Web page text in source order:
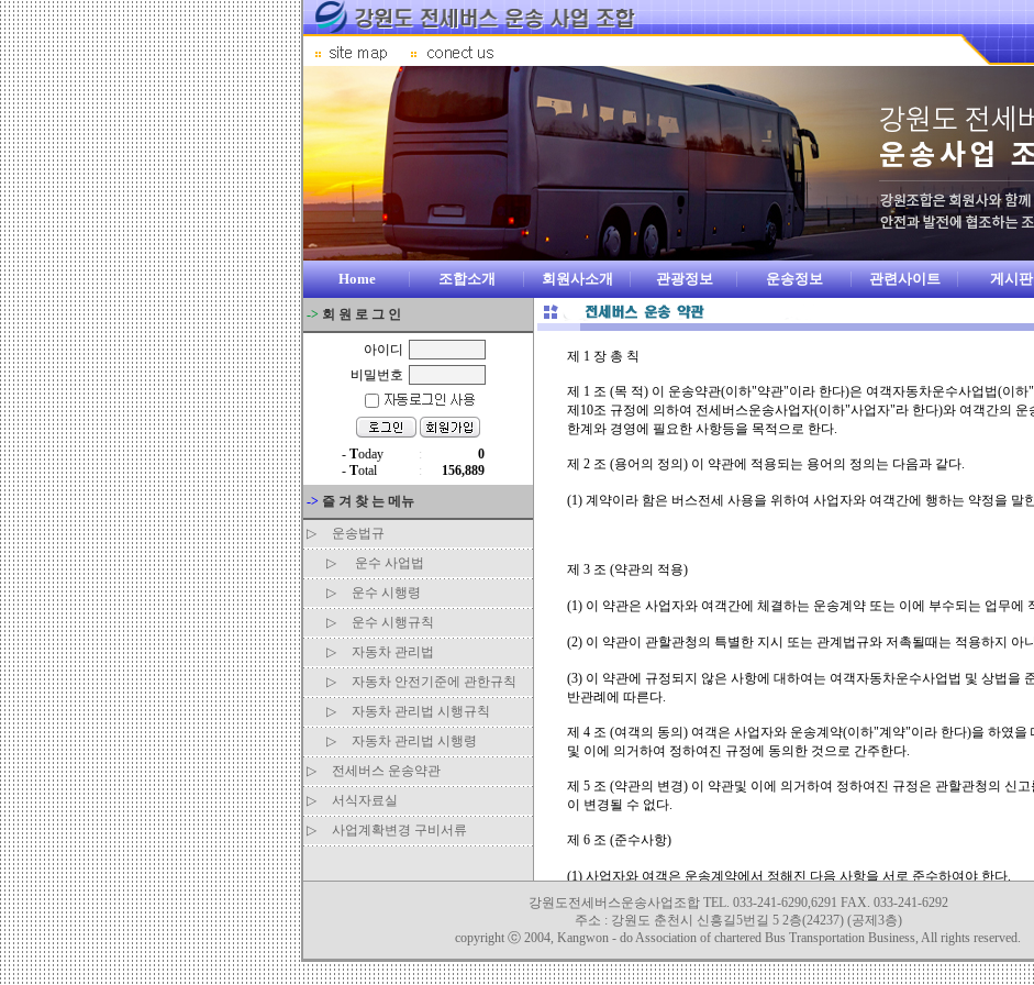
Home 조합소개 회원사소개 관광정보 운송정보 관련사이트 게시판
-> 회 원 로 그 인
아이디
비밀번호
-> 즐 겨 찾 는 메뉴
▷
운송법규
▷
운수 사업법
▷
운수 시행령
▷
운수 시행규칙
▷
자동차 관리법
▷
자동차 안전기준에 관한규칙
▷
자동차 관리법 시행규칙
▷
자동차 관리법 시행령
▷
전세버스 운송약관
▷
서식자료실
▷
사업계확변경 구비서류
강원도전세버스운송사업조합 TEL. 033-241-6290,6291 FAX. 033-241-6292
주소 : 강원도 춘천시 신흥길5번길 5 2층(24237) (공제3층)
copyright ⓒ 2004, Kangwon - do Association of chartered Bus Transportation Business, All rights reserved.